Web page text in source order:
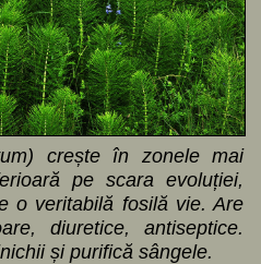
crește în zonele mai
pe scara evoluției,
o veritabilă fosilă vie. Are
diuretice, antiseptice.
și purifică sângele.